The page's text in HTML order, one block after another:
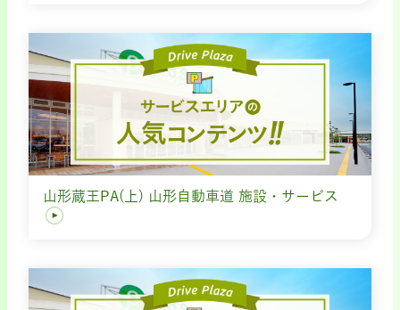
山形蔵王PA(上) 山形自動車道 施設・サービス